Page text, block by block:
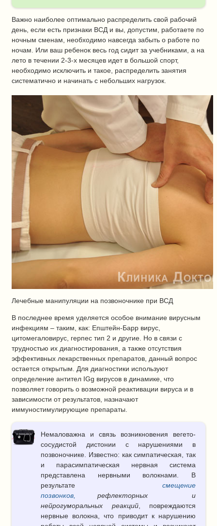
Важно наиболее оптимально распределить свой рабочий
день, если есть признаки ВСД и вы, допустим, работаете по
ночным сменам, необходимо навсегда забыть о работе по
ночам. Или ваш ребенок весь год сидит за учебниками, а на
лето в течении 2-3-х месяцев идет в большой спорт,
необходимо исключить и такое, распределить занятия
систематично и начинать с небольших нагрузок.
Лечебные манипуляции на позвоночнике при ВСД
В последнее время уделяется особое внимание вирусным
инфекциям – таким, как: Епштейн-Барр вирус,
цитомегаловирус, герпес тип 2 и другие. Но в связи с
трудностью их диагностирования, а также отсутствия
эффективных лекарственных препаратов, данный вопрос
остается открытым. Для диагностики используют
определение антител IGg вирусов в динамике, что
позволяет говорить о возможной реактивации вируса и в
зависимости от результатов, назначают
иммуностимулирующие препараты.
Немаловажна и связь возникновения вегето-
сосудистой дистонии с нарушениями в
позвоночнике. Известно: как симпатическая, так
и парасимпатическая нервная система
представлена нервными волокнами. В
результате смещение
позвонков,
рефлекторных и
нейрогуморальных реакций, повреждаются
нервные волокна, что приводит к нарушению